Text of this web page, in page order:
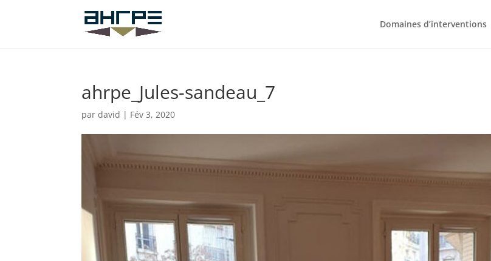
Domaines d’interventions
ahrpe_Jules-sandeau_7
pardavid | Fév 3, 2020